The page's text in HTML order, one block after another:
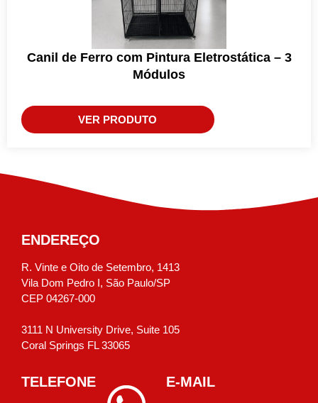
Canil de Ferro com Pintura Eletrostática – 3
Módulos
VER PRODUTO
ENDEREÇO
R. Vinte e Oito de Setembro, 1413
Vila Dom Pedro I, São Paulo/SP
CEP 04267-000
3111 N University Drive, Suite 105
Coral Springs FL 33065
TELEFONE E-MAIL